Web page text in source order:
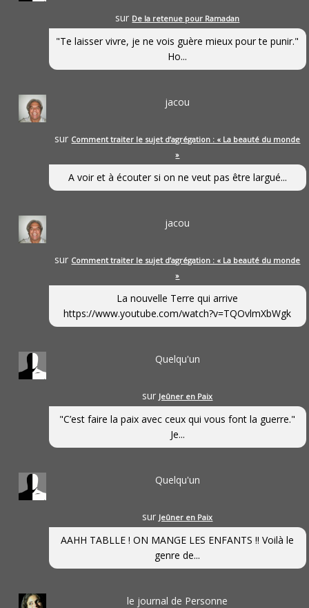
sur De la retenue pour Ramadan
"Te laisser vivre, je ne vois guère mieux pour te punir."
Ho...
jacou
sur Comment traiter le sujet d’agrégation : « La beauté du monde
»
A voir et à écouter si on ne veut pas être largué...
jacou
sur Comment traiter le sujet d’agrégation : « La beauté du monde
»
La nouvelle Terre qui arrive
https://www.youtube.com/watch?v=TQOvlmXbWgk
Quelqu'un
sur Jeûner en Paix
"C’est faire la paix avec ceux qui vous font la guerre."
Je...
Quelqu'un
sur Jeûner en Paix
AAHH TABLLE ! ON MANGE LES ENFANTS !! Voilà le
genre de...
le journal de Personne